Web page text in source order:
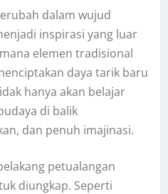
dalam wujud
inspirasi yang luar
elemen tradisional
daya tarik baru
hanya akan belajar
di balik
dan penuh imajinasi.
petualangan
diungkap. Seperti